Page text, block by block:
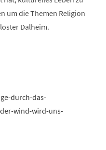
um die Themen Religion
Dalheim.
durch-das-
wind-wird-uns-